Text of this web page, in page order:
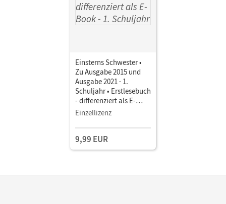
Einsterns Schwester •
Zu Ausgabe 2015 und
Ausgabe 2021 · 1.
Schuljahr • Erstlesebuch
- differenziert als E-
Book Mit Medien
Einzellizenz
9,99 EUR